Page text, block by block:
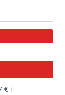
€ ℹ️